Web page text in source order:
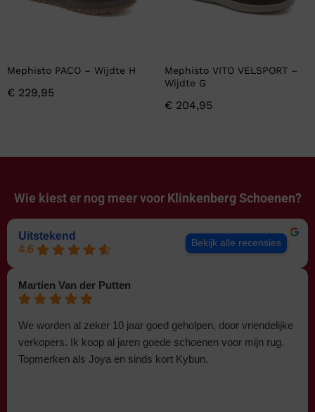
Mephisto PACO – Wijdte H
€ 229,95
Mephisto VITO VELSPORT –
Wijdte G
€ 204,95
Wie kiest er nog meer voor Klinkenberg Schoenen?
Uitstekend
4.6
Bekijk alle recensies
Martien Van der Putten
We worden al zeker 10 jaar goed geholpen, door vriendelijke
verkopers. Ik koop al jaren goede schoenen voor mijn rug.
Topmerken als Joya en sinds kort Kybun.